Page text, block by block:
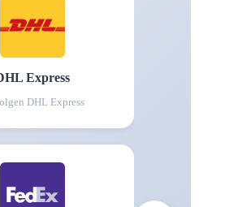
Express
DHL Express